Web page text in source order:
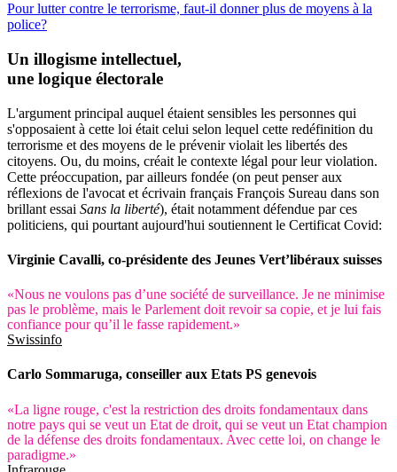
Pour lutter contre le terrorisme, faut-il donner plus de moyens à la
police?
Un illogisme intellectuel,
une logique électorale
L'argument principal auquel étaient sensibles les personnes qui
s'opposaient à cette loi était celui selon lequel cette redéfinition du
terrorisme et des moyens de le prévenir violait les libertés des
citoyens. Ou, du moins, créait le contexte légal pour leur violation.
Cette préoccupation, par ailleurs fondée (on peut penser aux
réflexions de l'avocat et écrivain français François Sureau dans son
brillant essai Sans la liberté), était notamment défendue par ces
politiciens, qui pourtant aujourd'hui soutiennent le Certificat Covid:
Virginie Cavalli, co-présidente des Jeunes Vert’libéraux suisses
«Nous ne voulons pas d’une société de surveillance. Je ne minimise
pas le problème, mais le Parlement doit revoir sa copie, et je lui fais
confiance pour qu’il le fasse rapidement.»
Swissinfo
Carlo Sommaruga, conseiller aux Etats PS genevois
«La ligne rouge, c'est la restriction des droits fondamentaux dans
notre pays qui se veut un Etat de droit, qui se veut un Etat champion
de la défense des droits fondamentaux. Avec cette loi, on change le
paradigme.»